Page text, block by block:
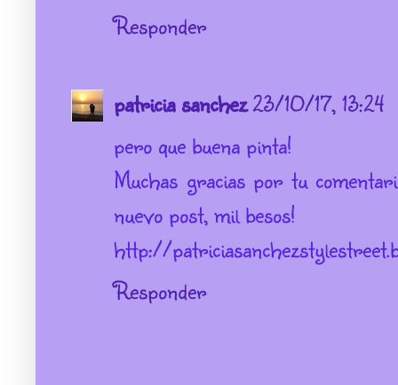
Responder
patricia sanchez23/10/17, 13:24
pero que buena pinta!
Muchas gracias por tu
nuevo post, mil besos!
http://
Responder